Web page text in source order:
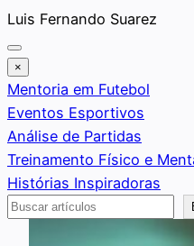
Saltar
al
contenido
Luis Fernando Suarez
×
Mentoria em Futebol
Eventos Esportivos
Análise de Partidas
Treinamento Físico e
Histórias Inspiradoras
Buscar